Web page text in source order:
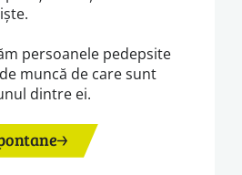
persoanele pedepsite
muncă de care sunt
dintre ei.